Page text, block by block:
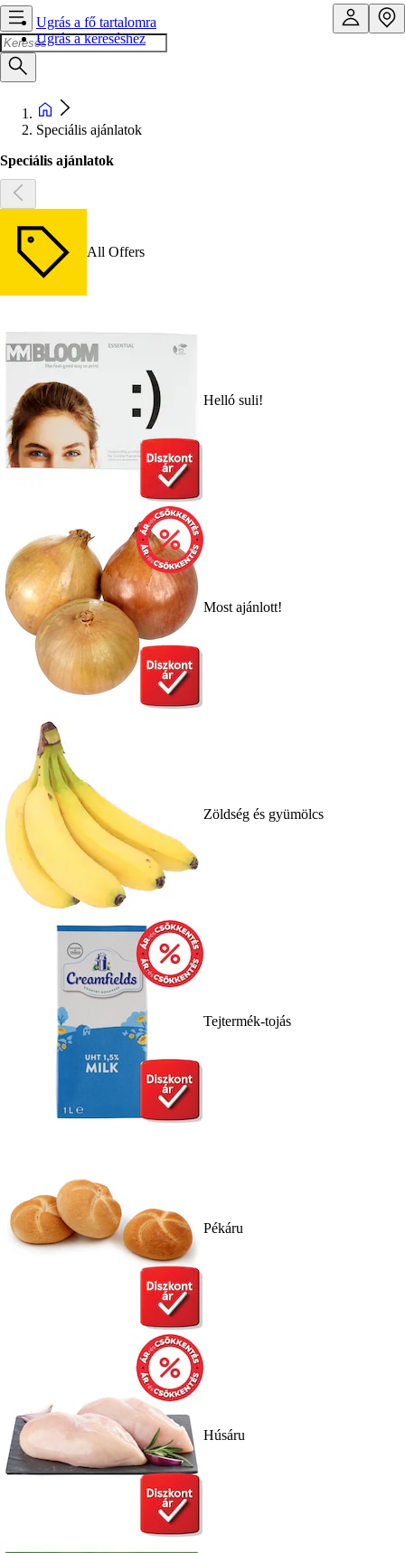
Ugrás a fő tartalomra
Ugrás a kereséshez
Speciális ajánlatok
Speciális ajánlatok
All Offers
Helló suli!
Most ajánlott!
Zöldség és gyümölcs
Tejtermék-tojás
Pékáru
Húsáru